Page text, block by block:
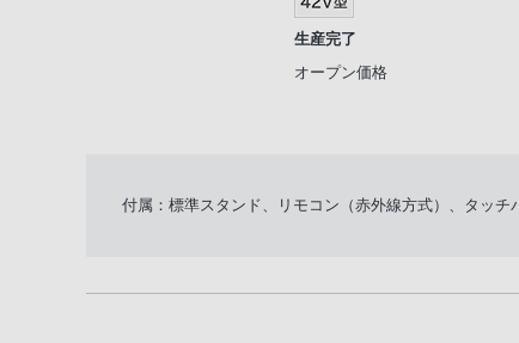
生産完了
オープン価格
付属：標準スタンド、リモコン（赤外線方式）、タッ